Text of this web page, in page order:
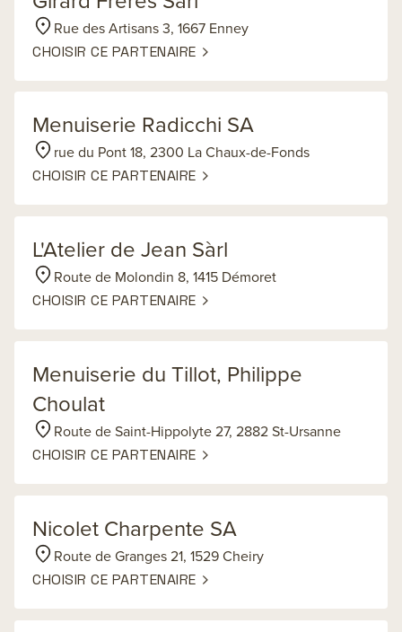
Rue des Artisans 3, 1667 Enney
CHOISIR CE PARTENAIRE
Menuiserie Radicchi SA
rue du Pont 18, 2300 La Chaux-de-Fonds
CHOISIR CE PARTENAIRE
L'Atelier de Jean Sàrl
Route de Molondin 8, 1415 Démoret
CHOISIR CE PARTENAIRE
Menuiserie du Tillot, Philippe
Choulat
Route de Saint-Hippolyte 27, 2882 St-Ursanne
CHOISIR CE PARTENAIRE
Nicolet Charpente SA
Route de Granges 21, 1529 Cheiry
CHOISIR CE PARTENAIRE